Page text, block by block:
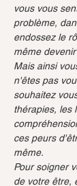
vous vous
problème,
endossez le
même
Mais ainsi
n'êtes pas
souhaitez
thérapies, les
ces peurs
même.
Pour soigner
de votre être,